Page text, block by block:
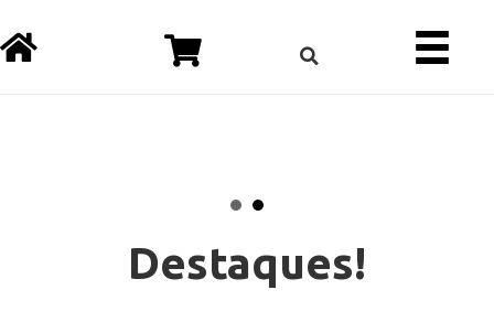
Destaques!